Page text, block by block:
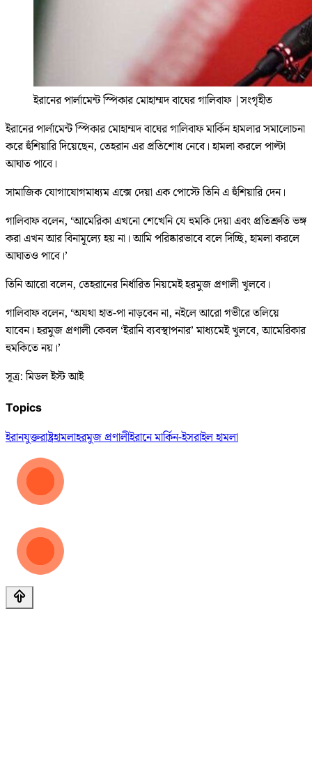
ইরানের পার্লামেন্ট স্পিকার মোহাম্মদ বাঘের গালিবাফ |সংগৃহীত
ইরানের পার্লামেন্ট স্পিকার মোহাম্মদ বাঘের গালিবাফ মার্কিন হামলার সমালোচনা
করে হুঁশিয়ারি দিয়েছেন, তেহরান এর প্রতিশোধ নেবে। হামলা করলে পাল্টা
আঘাত পাবে।
সামাজিক যোগাযোগমাধ্যম এক্সে দেয়া এক পোস্টে তিনি এ হুঁশিয়ারি দেন।
গালিবাফ বলেন, ‘আমেরিকা এখনো শেখেনি যে হুমকি দেয়া এবং প্রতিশ্রুতি ভঙ্গ
করা এখন আর বিনামূল্যে হয় না। আমি পরিষ্কারভাবে বলে দিচ্ছি, হামলা করলে
আঘাতও পাবে।’
তিনি আরো বলেন, তেহরানের নির্ধারিত নিয়মেই হরমুজ প্রণালী খুলবে।
গালিবাফ বলেন, ‘অযথা হাত-পা নাড়বেন না, নইলে আরো গভীরে তলিয়ে
যাবেন। হরমুজ প্রণালী কেবল ‘ইরানি ব্যবস্থাপনার’ মাধ্যমেই খুলবে, আমেরিকার
হুমকিতে নয়।’
সূত্র: মিডল ইস্ট আই
Topics
ইরানযুক্তরাষ্ট্রহামলাহরমুজ প্রণালীইরানে মার্কিন-ইসরাইল হামলা